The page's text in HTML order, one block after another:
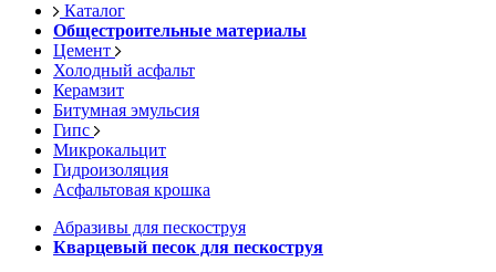
Каталог
Общестроительные материалы
Цемент
Холодный асфальт
Керамзит
Битумная эмульсия
Гипс
Микрокальцит
Гидроизоляция
Асфальтовая крошка
Абразивы для пескоструя
Кварцевый песок для пескоструя